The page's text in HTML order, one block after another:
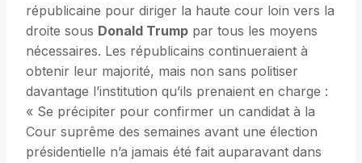
républicaine pour diriger la haute cour loin vers la
droite sous Donald Trump par tous les moyens
nécessaires. Les républicains continueraient à
obtenir leur majorité, mais non sans politiser
davantage l’institution qu’ils prenaient en charge :
« Se précipiter pour confirmer un candidat à la
Cour suprême des semaines avant une élection
présidentielle n’a jamais été fait auparavant dans